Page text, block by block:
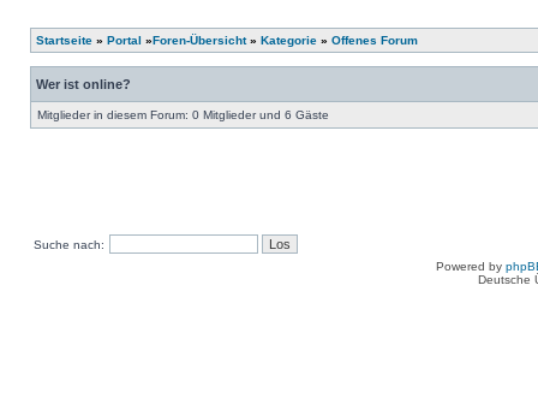
Startseite » Portal »Foren-Übersicht» Kategorie » Offenes Forum
Wer ist online?
Mitglieder in diesem Forum: 0 Mitglieder und 6 Gäste
Suche nach:
Powered by
Deutsche